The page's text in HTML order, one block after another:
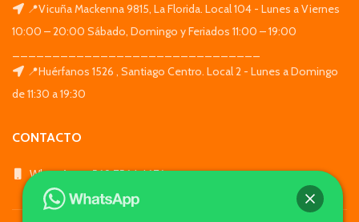
📍Vicuña Mackenna 9815, La Florida. Local 104 - Lunes a Viernes
10:00 – 20:00 Sábado, Domingo y Feriados 11:00 – 19:00
📍Huérfanos 1526 , Santiago Centro. Local 2 - Lunes a Domingo
de 11:30 a 19:30
CONTACTO
WhatsApp: +569 7564 4676